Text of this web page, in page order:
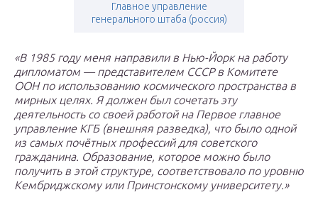
Главное управление
генерального штаба (россия)
«В 1985 году меня направили в Нью-Йорк на работу
дипломатом — представителем СССР в Комитете
ООН по использованию космического пространства в
мирных целях. Я должен был сочетать эту
деятельность со своей работой на Первое главное
управление КГБ (внешняя разведка), что было одной
из самых почётных профессий для советского
гражданина. Образование, которое можно было
получить в этой структуре, соответствовало по уровню
Кембриджскому или Принстонскому университету.»